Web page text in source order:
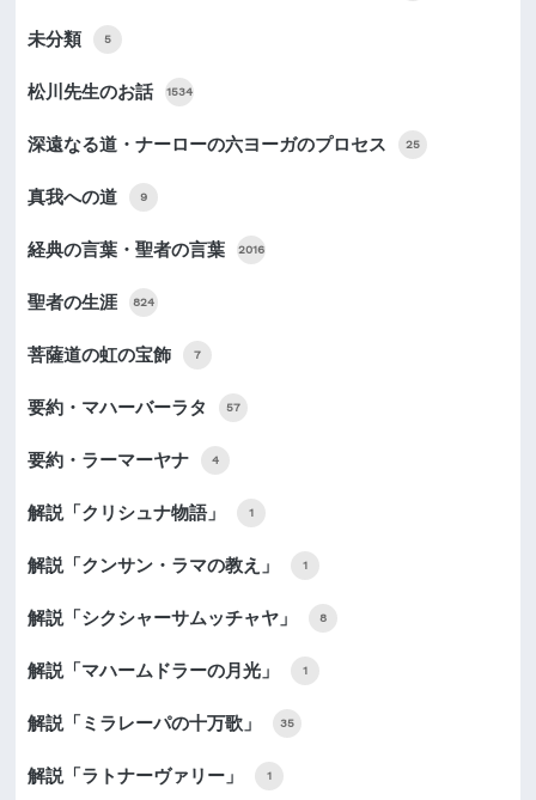
未分類 5
松川先生のお話 1534
深遠なる道・ナーローの六ヨーガのプロセス 25
真我への道 9
経典の言葉・聖者の言葉 2016
聖者の生涯 824
菩薩道の虹の宝飾 7
要約・マハーバーラタ 57
要約・ラーマーヤナ 4
解説「クリシュナ物語」 1
解説「クンサン・ラマの教え」 1
解説「シクシャーサムッチャヤ」 8
解説「マハームドラーの月光」 1
解説「ミラレーパの十万歌」 35
解説「ラトナーヴァリー」 1